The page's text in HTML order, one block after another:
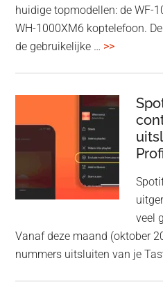
huidige topmodellen: de WF-
WH-1000XM6 koptelefoon.
de gebruikelijke … >>overSony
sharing
WF-
en
1000XM6
nieuwe
veel
Vanaf deze maand (oktober
nummers uitsluiten van je